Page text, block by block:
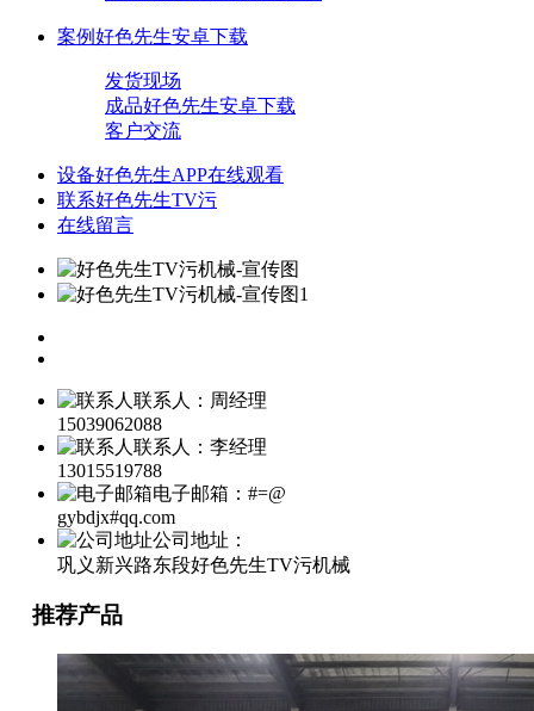
案例好色先生安卓下载
发货现场
成品好色先生安卓下载
客户交流
设备好色先生APP在线观看
联系好色先生TV污
在线留言
联系人：周经理
15039062088
联系人：李经理
13015519788
电子邮箱：#=@
gybdjx#qq.com
公司地址：
巩义新兴路东段好色先生TV污机械
推荐产品